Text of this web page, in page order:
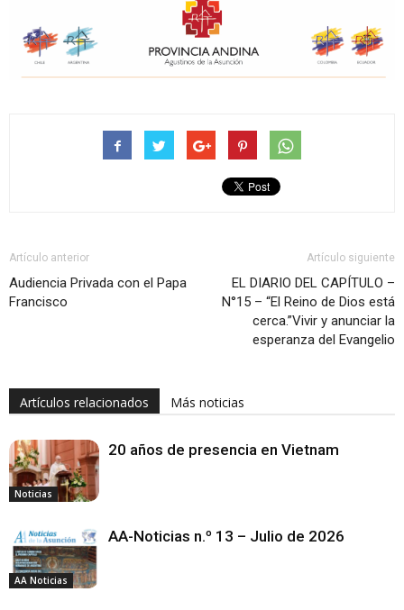
Artículo anterior
Audiencia Privada con el Papa
Francisco
Artículo siguiente
EL DIARIO DEL CAPÍTULO –
N°15 – “El Reino de Dios está
cerca.”Vivir y anunciar la
esperanza del Evangelio
Artículos relacionados Más noticias
Noticias
20 años de presencia en Vietnam
AA Noticias
AA-Noticias n.º 13 – Julio de 2026